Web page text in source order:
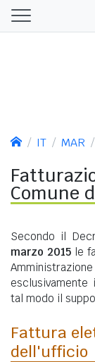
IT MAR
Comune
Secondo il
marzo 2015le
esclusivamente
tal modo il
Fattura
dell'ufficio